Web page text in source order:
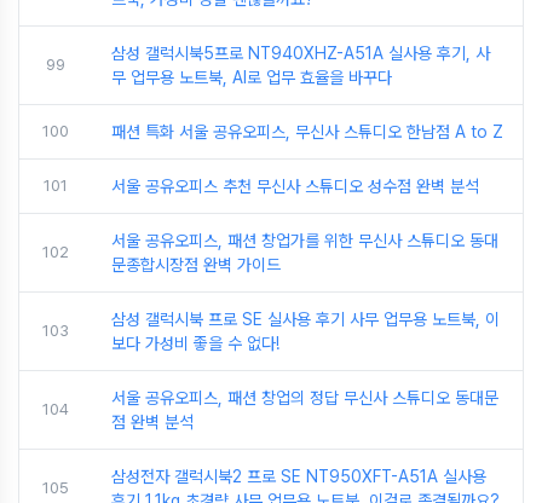
99
삼성 갤럭시북5프로 NT940XHZ-A51A 실사용 후기, 사
무 업무용 노트북, AI로 업무 효율을 바꾸다
100 패션 특화 서울 공유오피스, 무신사 스튜디오 한남점 A to Z
101 서울 공유오피스 추천 무신사 스튜디오 성수점 완벽 분석
102
서울 공유오피스, 패션 창업가를 위한 무신사 스튜디오 동대
문종합시장점 완벽 가이드
103
삼성 갤럭시북 프로 SE 실사용 후기 사무 업무용 노트북, 이
보다 가성비 좋을 수 없다!
104
서울 공유오피스, 패션 창업의 정답 무신사 스튜디오 동대문
점 완벽 분석
105
삼성전자 갤럭시북2 프로 SE NT950XFT-A51A 실사용